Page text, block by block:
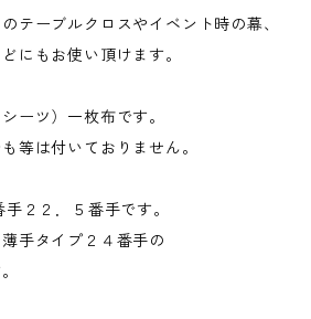
テーブルクロスやイベント時の幕、
にもお使い頂けます。
ーツ）一枚布です。
等は付いておりません。
２２．５番手です。
手タイプ２４番手の